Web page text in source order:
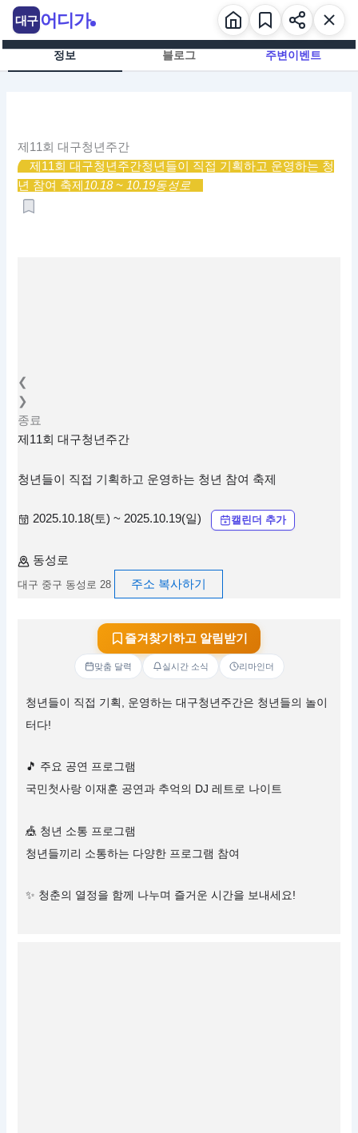
츠
정보 블로그 주변이벤트
제11회 대구청년주간
제11회 대구청년주간청년들이 직접 기획하고 운영하는 청
년 참여 축제10.18 ~ 10.19동성로
❮
❯
종료
제11회 대구청년주간
청년들이 직접 기획하고 운영하는 청년 참여 축제
2025.10.18(토) ~ 2025.10.19(일) 캘린더 추가
동성로
대구 중구 동성로 28 주소 복사하기
즐겨찾기하고 알림받기
맞춤 달력 실시간 소식 리마인더
청년들이 직접 기획, 운영하는 대구청년주간은 청년들의 놀이
터다!
🎵 주요 공연 프로그램
국민첫사랑 이재훈 공연과 추억의 DJ 레트로 나이트
🎪 청년 소통 프로그램
청년들끼리 소통하는 다양한 프로그램 참여
✨ 청춘의 열정을 함께 나누며 즐거운 시간을 보내세요!
대구 어디가